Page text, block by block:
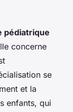
pédiatrique
concerne
se
et la
enfants, qui